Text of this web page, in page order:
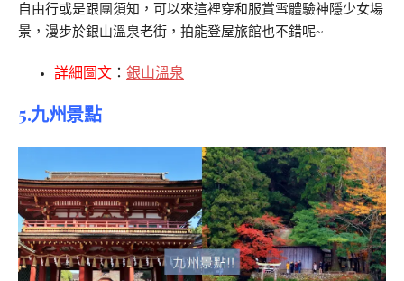
自由行或是跟團須知，可以來這裡穿和服賞雪體驗神隱少女場
景，漫步於銀山溫泉老街，拍能登屋旅館也不錯呢~
詳細圖文 ： 銀山溫泉
5.九州景點